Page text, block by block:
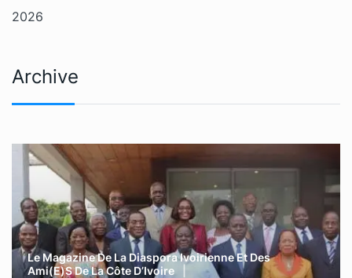
2026
Archive
Le Magazine De La Diaspora Ivoirienne Et Des
Ami(e)s De La Côte D’Ivoire